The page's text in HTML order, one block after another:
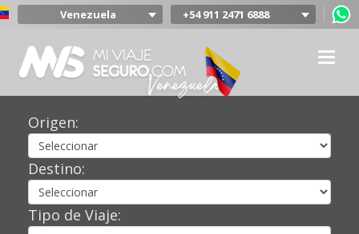
+54 911 2471 6888
Venezuela
Colombia
Mexico
Peru
Origen:
Destino:
Tipo de Viaje: